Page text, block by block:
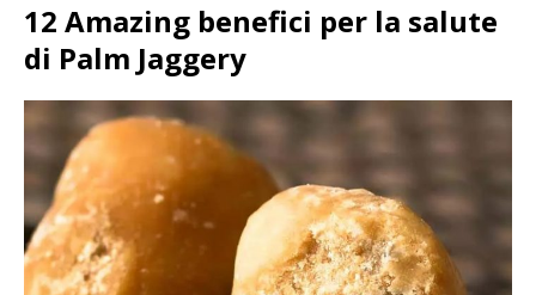
12 Amazing benefici per la salute
di Palm Jaggery